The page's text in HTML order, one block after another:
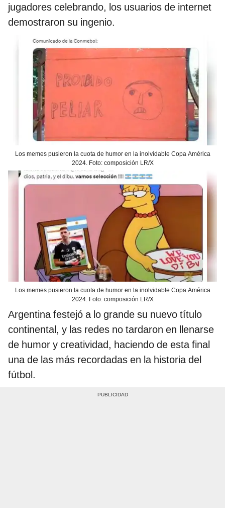
jugadores celebrando, los usuarios de internet
demostraron su ingenio.
Los memes pusieron la cuota de humor en la inolvidable Copa América
2024. Foto: composición LR/X
Los memes pusieron la cuota de humor en la inolvidable Copa América
2024. Foto: composición LR/X
Argentina festejó a lo grande su nuevo título
continental, y las redes no tardaron en llenarse
de humor y creatividad, haciendo de esta final
una de las más recordadas en la historia del
fútbol.